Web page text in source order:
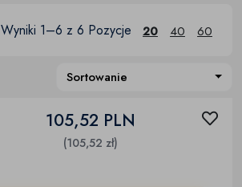
Wyniki 1–6 z 6 Pozycje 20 40 60
Sortowanie
105,52 PLN
(105,52 zł)